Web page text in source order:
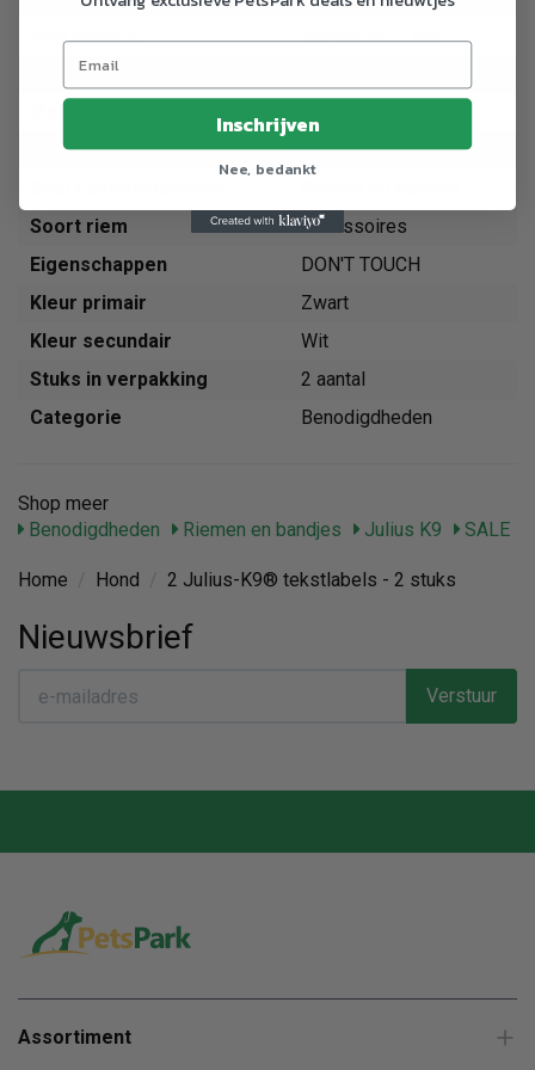
EAN nummer
5999053627706
Merk
Maat
L
Soort riem
Accessoires
Eigenschappen
DON'T TOUCH
Kleur primair
Zwart
Kleur secundair
Wit
Stuks in verpakking
2 aantal
Categorie
Benodigdheden
Shop meer
Benodigdheden
Riemen en bandjes Julius K9 SALE
Home Hond 2 Julius-K9® tekstlabels - 2 stuks
Nieuwsbrief
Verstuur
Assortiment
Inschrijven
Nee, bedankt